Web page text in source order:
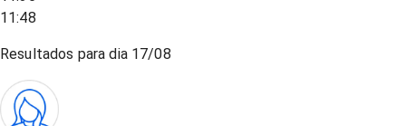
11:48
Resultados para dia 17/08